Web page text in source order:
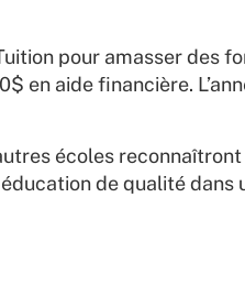
pour amasser des
en aide financière.
écoles
de qualité dans